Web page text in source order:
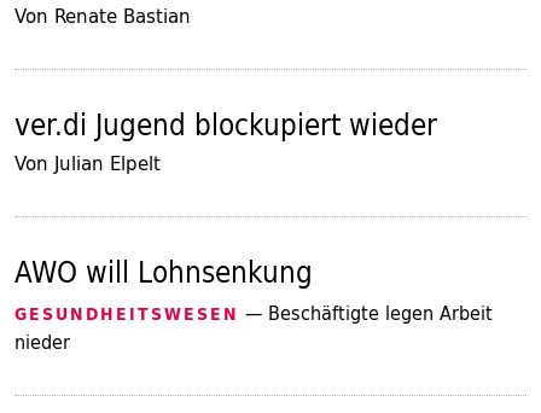
Von Renate Bastian
ver.di Jugend blockupiert wieder
Von Julian Elpelt
AWO will Lohnsenkung
GESUNDHEITSWESEN — Beschäftigte legen Arbeit
nieder